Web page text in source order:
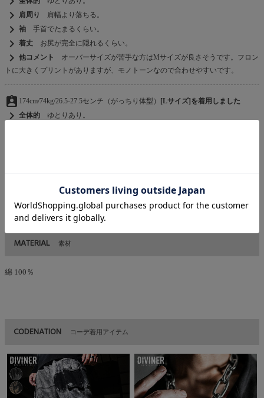
chevron_right 肩周り 肩幅より落ちる。
chevron_right 袖 手首でたまるくらい。
chevron_right 着丈 お尻が完全に隠れるくらい。
chevron_right 他コメント オーバーサイズが苦手な方はMサイズが良さそうです。フロン
トに大きくプリントがありますが、モノトーンなので合わせやすいです。
assignment_ind 174cm/74kg/26.5-27.5センチ（がっちり体型） [Lサイズ]を着用しました
chevron_right 全体的 ゆとりあり。
chevron_right
MATERIAL 素材
綿 100％
CODENATION コーデ着用アイテム